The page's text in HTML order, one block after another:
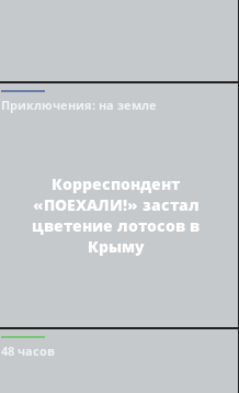
Приключения: на земле
Корреспондент
«ПОЕХАЛИ!» застал
цветение лотосов в
Крыму
48 часов